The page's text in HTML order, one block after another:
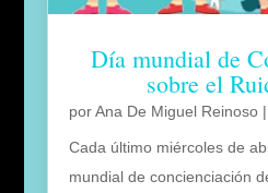
Día mundial de
sobre el
porAna De Miguel Reinoso|
Cada último miércoles de
mundial de concienciación